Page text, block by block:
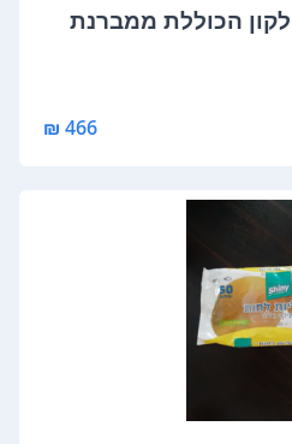
הכוללת ממברנת
466 ₪